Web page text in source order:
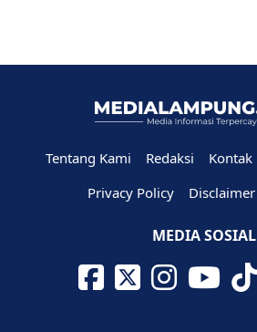
Tentang Kami Redaksi Kontak
Privacy Policy
Disclaimer
MEDIA SOSIAL